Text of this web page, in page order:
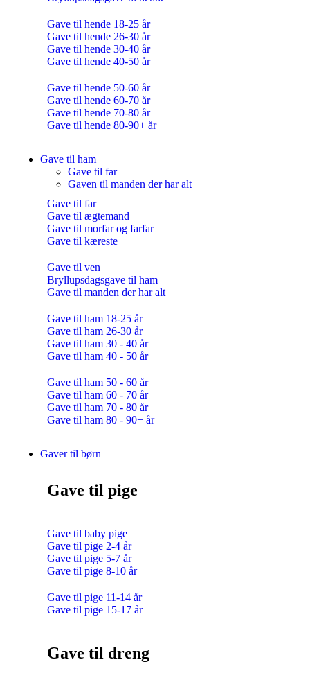
Gave til hende 18-25 år
Gave til hende 26-30 år
Gave til hende 30-40 år
Gave til hende 40-50 år
Gave til hende 50-60 år
Gave til hende 60-70 år
Gave til hende 70-80 år
Gave til hende 80-90+ år
Gave til ham
Gave til far
Gaven til manden der har alt
Gave til far
Gave til ægtemand
Gave til morfar og farfar
Gave til kæreste
Gave til ven
Bryllupsdagsgave til ham
Gave til manden der har alt
Gave til ham 18-25 år
Gave til ham 26-30 år
Gave til ham 30 - 40 år
Gave til ham 40 - 50 år
Gave til ham 50 - 60 år
Gave til ham 60 - 70 år
Gave til ham 70 - 80 år
Gave til ham 80 - 90+ år
Gaver til børn
Gave til pige
Gave til baby pige
Gave til pige 2-4 år
Gave til pige 5-7 år
Gave til pige 8-10 år
Gave til pige 11-14 år
Gave til pige 15-17 år
Gave til dreng